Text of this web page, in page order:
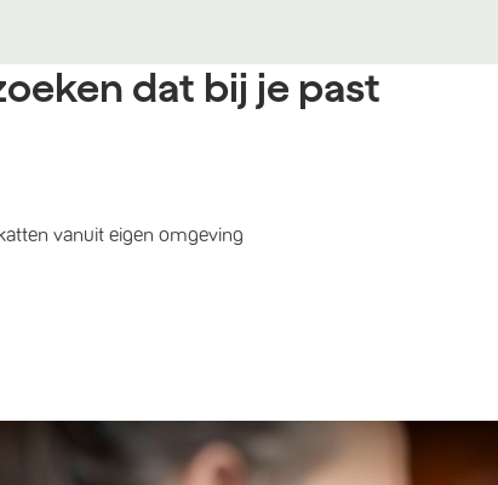
dat bij je past
vanuit eigen omgeving